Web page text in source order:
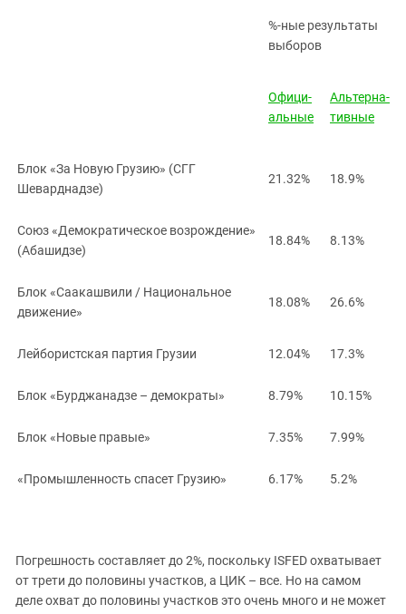
%-ные результаты
выборов
Офици-
альные
Альтерна-
тивные
Блок «За Новую Грузию» (СГГ
Шеварднадзе)
21.32% 18.9%
Союз «Демократическое возрождение»
(Абашидзе)
18.84% 8.13%
Блок «Саакашвили / Национальное
движение»
18.08% 26.6%
Лейбористская партия Грузии 12.04% 17.3%
Блок «Бурджанадзе – демократы» 8.79% 10.15%
Блок «Новые правые» 7.35% 7.99%
«Промышленность спасет Грузию» 6.17% 5.2%
Погрешность составляет до 2%, поскольку ISFED охватывает
от трети до половины участков, а ЦИК – все. Но на самом
деле охват до половины участков это очень много и не может